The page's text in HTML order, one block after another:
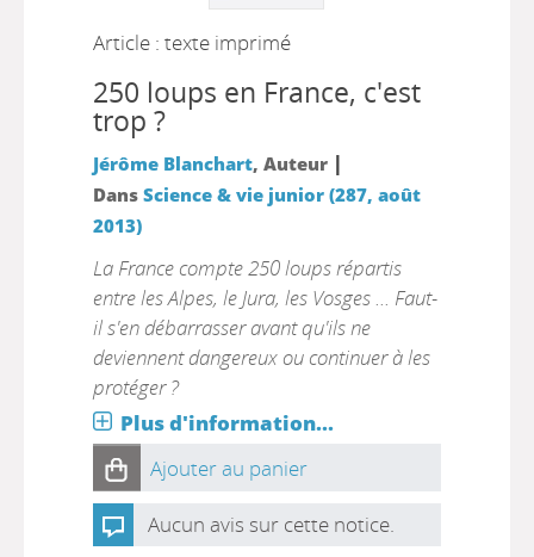
Article : texte imprimé
250 loups en France, c'est
trop ?
Jérôme Blanchart, Auteur |
Dans Science & vie junior (287, août
2013)
La France compte 250 loups répartis
entre les Alpes, le Jura, les Vosges ... Faut-
il s'en débarrasser avant qu'ils ne
deviennent dangereux ou continuer à les
protéger ?
Plus d'information...
Ajouter au panier
Aucun avis sur cette notice.